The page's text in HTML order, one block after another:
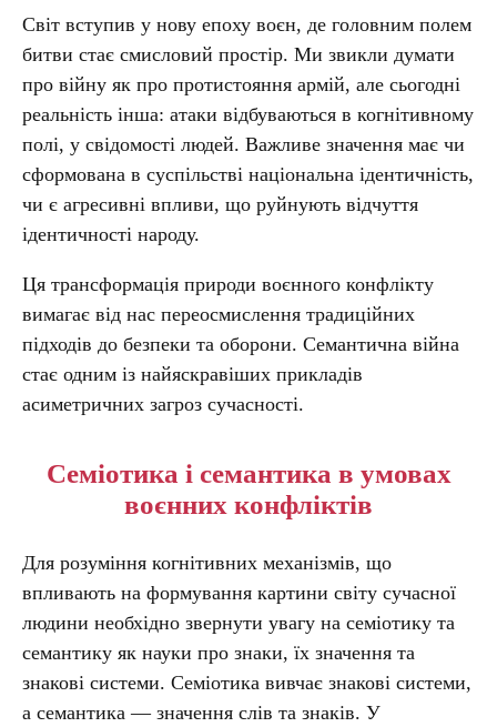
Світ вступив у нову епоху воєн, де головним полем
битви стає смисловий простір. Ми звикли думати
про війну як про протистояння армій, але сьогодні
реальність інша: атаки відбуваються в когнітивному
полі, у свідомості людей. Важливе значення має чи
сформована в суспільстві національна ідентичність,
чи є агресивні впливи, що руйнують відчуття
ідентичності народу.
Ця трансформація природи воєнного конфлікту
вимагає від нас переосмислення традиційних
підходів до безпеки та оборони. Семантична війна
стає одним із найяскравіших прикладів
асиметричних загроз сучасності.
Семіотика і семантика в умовах
воєнних конфліктів
Для розуміння когнітивних механізмів, що
впливають на формування картини світу сучасної
людини необхідно звернути увагу на семіотику та
семантику як науки про знаки, їх значення та
знакові системи. Семіотика вивчає знакові системи,
а семантика — значення слів та знаків. У